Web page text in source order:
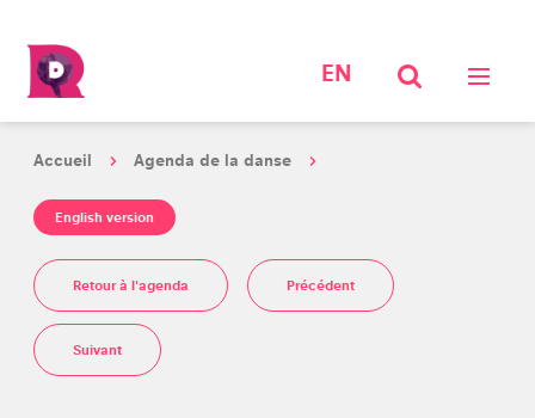
EN
Accueil Agenda de la danse
English version
Retour à l'agenda Précédent
Suivant